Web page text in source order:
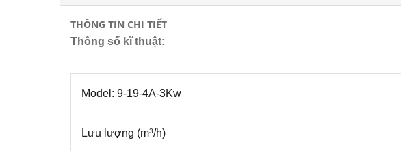
THÔNG TIN CHI TIẾT
Thông số kĩ thuật:
Model: 9-19-4A-3Kw
Lưu lượng (m3/h)